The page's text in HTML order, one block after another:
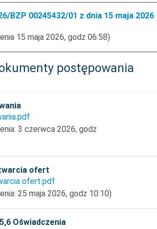
BZP 00245432/01 z dnia 15 maja 2026
15 maja 2026, godz 06:58)
postępowania
3 czerwca 2026, godz
ofert
ofert.pdf
25 maja 2026, godz 10:10)
Oświadczenia